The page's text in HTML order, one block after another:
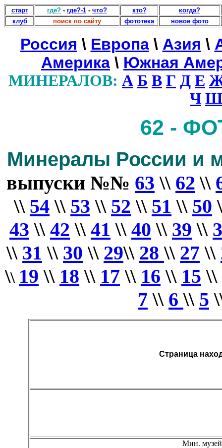
старт где? - где?-1 - что? кто?
когда?
клуб
поиск по сайту фототека новое фото
Россия \ Европа\ Азия \
Америка \ Южная
МИНЕРАЛОВ: А Б В Г Д Е
Ч
62 -
Минералы России и
выпуски №№ 63 \\ 62 \\
\\ 54 \\ 53 \\ 52 \\ 51 \\ 50
43 \\ 42 \\ 41 \\ 40 \\ 39 \\
\\ 31 \\ 30 \\ 29\\ 28\\ 27 \\
\\ 19 \\ 18 \\ 17 \\ 16 \\ 15 \\
7 \\ 6\\ 5
Страница
Мин.